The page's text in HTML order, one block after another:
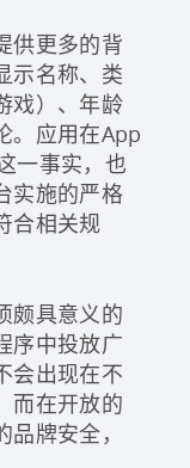
供更多的背
示名称、类
戏）、年龄
。应用在App
一事实，也
实施的严格
合相关规
颇具意义的
序中投放广
会出现在不
而在开放的
牌安全，